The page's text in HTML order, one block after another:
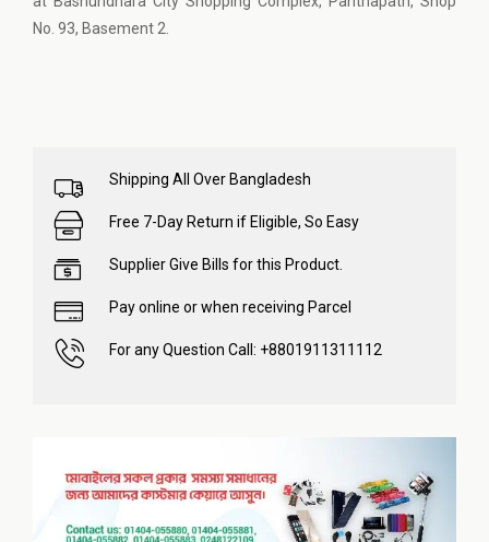
No. 93, Basement 2.
Shipping All Over Bangladesh
Free 7-Day Return if Eligible, So Easy
Supplier Give Bills for this Product.
Pay online or when receiving Parcel
For any Question Call: +8801911311112